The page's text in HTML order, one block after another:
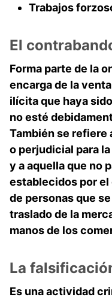
Trabajos
El
Forma parte de la
encarga de la
ilícita que haya
no esté
También se refiere
o perjudicial para
y a aquella que no
establecidos por el
de personas que
traslado de la
manos de los
La
Es una actividad